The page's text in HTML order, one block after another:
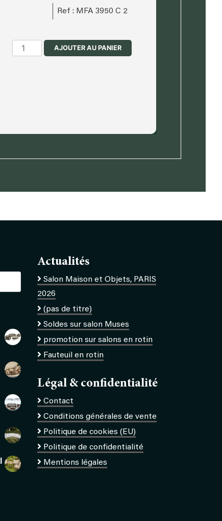
Ref : MFA 3950 C 2
quantité
de
AJOUTER AU PANIER
Actualités
Salon Maison et Objets, PARIS
2026
(pas de titre)
Soldes sur salon Muses
promotion sur salons en rotin
Fauteuil en rotin
Légal & confidentialité
Contact
Conditions générales de vente
Politique de cookies (EU)
Politique de confidentialité
Mentions légales